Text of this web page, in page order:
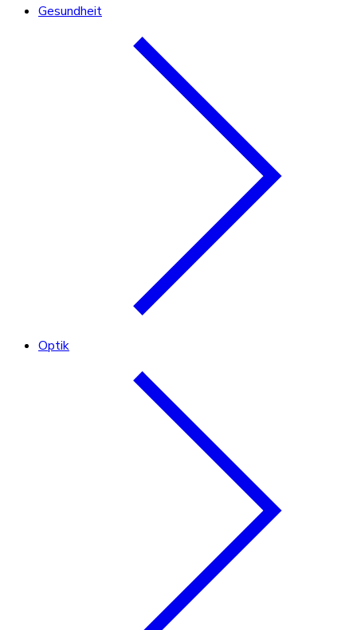
Gesundheit
Optik